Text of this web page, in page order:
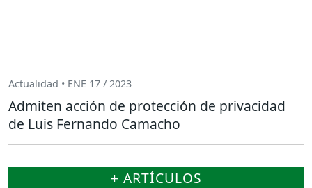
Actualidad • ENE 17 / 2023
Admiten acción de protección de privacidad
de Luis Fernando Camacho
+ ARTÍCULOS